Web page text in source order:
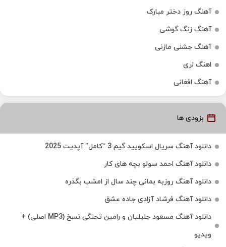
آهنگ روز دختر مبارک
آهنگ زنگ گوشی
آهنگ جشنی مازنی
اهنگ لری
آهنگ افغانی
بزودی ها
دانلود آهنگ سریال اسکویید گیم 3 “کامل” آپدیت 2025
دانلود آهنگ احمد سولو بچه های کار
دانلود آهنگ روزبه بمانی چند سال از امشب بگذره
دانلود آهنگ فرشاد آزادی جاده عشق
دانلود آهنگ مسعود جلیلیان و رامین تجنگی نسخ (MP3 اصلی) +
ویدیو